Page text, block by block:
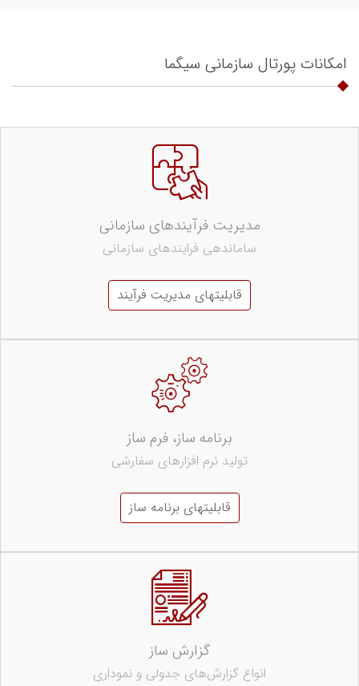
امکانات پورتال سازمانی سیگما
مدیریت فرآیندهای سازمانی
ساماندهی فرایندهای سازمانی
قابلیتهای مدیریت فرآیند
برنامه ساز، فرم ساز
تولید نرم افزارهای سفارشی
قابلیتهای برنامه ساز
گزارش ساز
انواع گزارش‌های جدولی و نموداری